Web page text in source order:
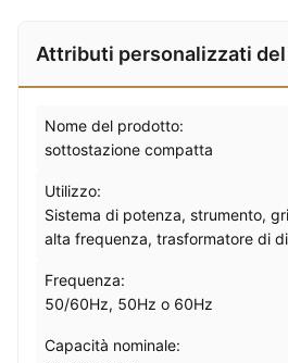
Attributi personalizzati
Nome del prodotto:
sottostazione compatta
Utilizzo:
Sistema di potenza, strumento,
alta frequenza, trasformatore di
Frequenza:
50/60Hz, 50Hz o 60Hz
Capacità nominale: